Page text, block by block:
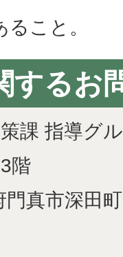
こと。
するお
課 指導グ
階
真市深田